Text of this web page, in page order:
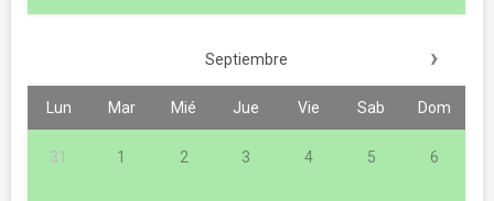
Septiembre ›
Lun Mar Mié Jue Vie Sab Dom
31 1 2 3 4 5 6